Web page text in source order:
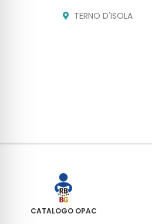
TERNO D'ISOLA
CATALOGO OPAC